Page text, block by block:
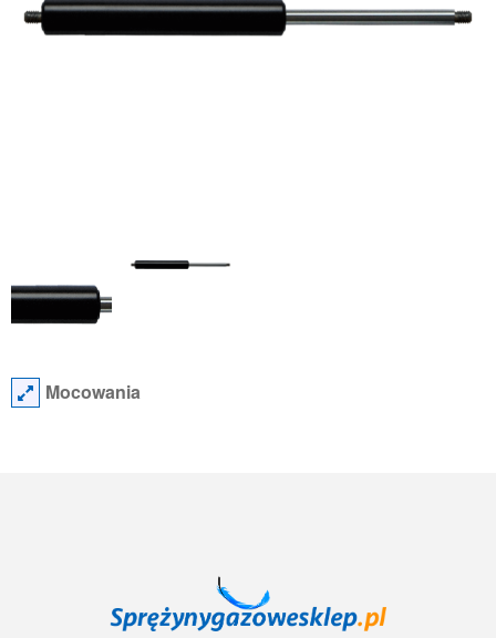
Mocowania